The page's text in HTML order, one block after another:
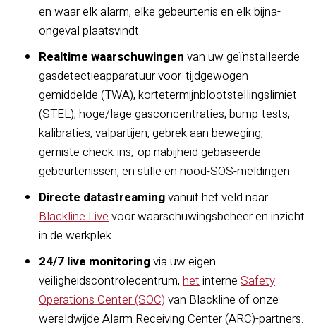
en waar elk alarm, elke gebeurtenis en elk bijna-
ongeval plaatsvindt.
Realtime waarschuwingen van uw geïnstalleerde
gasdetectieapparatuur voor tijdgewogen
gemiddelde (TWA), kortetermijnblootstellingslimiet
(STEL), hoge/lage gasconcentraties, bump-tests,
kalibraties, valpartijen, gebrek aan beweging,
gemiste check-ins, op nabijheid gebaseerde
gebeurtenissen, en stille en nood-SOS-meldingen.
Directe datastreamingvanuit het veld naar
Blackline Livevoor waarschuwingsbeheer en inzicht
in de werkplek.
24/7 live monitoringvia uw eigen
veiligheidscontrolecentrum, hetinterne Safety
Operations Center (SOC) van Blackline of onze
wereldwijde Alarm Receiving Center (ARC)-partners.